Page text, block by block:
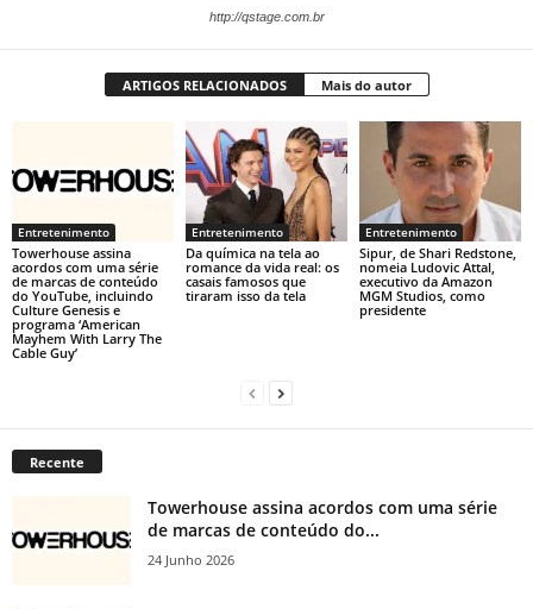
http://qstage.com.br
ARTIGOS RELACIONADOS Mais do autor
Entretenimento
Towerhouse assina
acordos com uma série
de marcas de conteúdo
do YouTube, incluindo
Culture Genesis e
programa ‘American
Mayhem With Larry The
Cable Guy’
Entretenimento
Da química na tela ao
romance da vida real: os
casais famosos que
tiraram isso da tela
Entretenimento
Sipur, de Shari Redstone,
nomeia Ludovic Attal,
executivo da Amazon
MGM Studios, como
presidente
Recente
Towerhouse assina acordos com uma série
de marcas de conteúdo do...
24 Junho 2026